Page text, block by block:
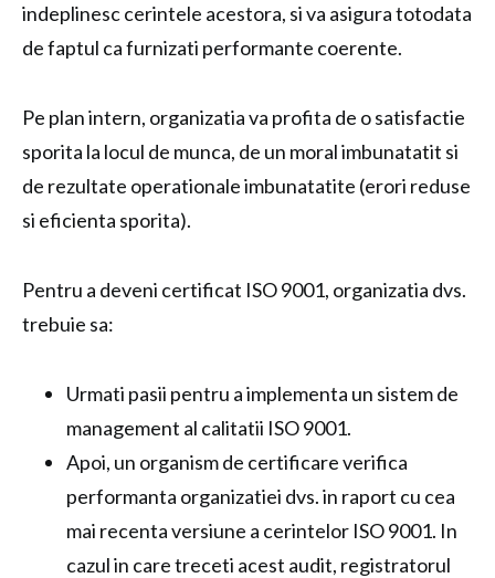
indeplinesc cerintele acestora, si va asigura totodata
de faptul ca furnizati performante coerente.
Pe plan intern, organizatia va profita de o satisfactie
sporita la locul de munca, de un moral imbunatatit si
de rezultate operationale imbunatatite (erori reduse
si eficienta sporita).
Pentru a deveni certificat ISO 9001, organizatia dvs.
trebuie sa:
Urmati pasii pentru a implementa un sistem de
management al calitatii ISO 9001.
Apoi, un organism de certificare verifica
performanta organizatiei dvs. in raport cu cea
mai recenta versiune a cerintelor ISO 9001. In
cazul in care treceti acest audit, registratorul